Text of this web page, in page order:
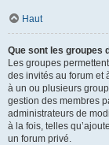
Haut
Que sont les groupes
Les groupes
des invités au forum et
à un ou plusieurs
gestion des membres
administrateurs de
à la fois, telles
un forum privé.